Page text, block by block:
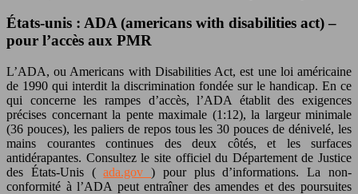
États-unis : ADA (americans with disabilities act) –
pour l’accès aux PMR
L’ADA, ou Americans with Disabilities Act, est une loi américaine
de 1990 qui interdit la discrimination fondée sur le handicap. En ce
qui concerne les rampes d’accès, l’ADA établit des exigences
précises concernant la pente maximale (1:12), la largeur minimale
(36 pouces), les paliers de repos tous les 30 pouces de dénivelé, les
mains courantes continues des deux côtés, et les surfaces
antidérapantes. Consultez le site officiel du Département de Justice
des États-Unis (ada.gov) pour plus d’informations. La non-
conformité à l’ADA peut entraîner des amendes et des poursuites